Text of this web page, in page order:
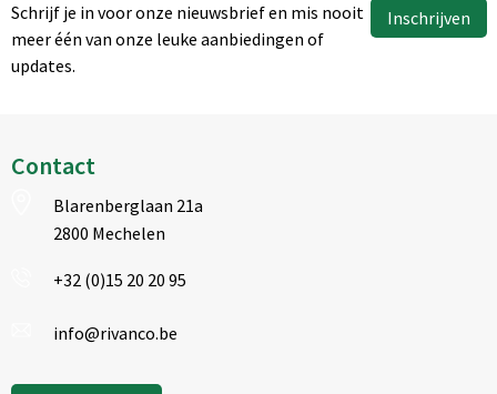
Schrijf je in voor onze nieuwsbrief en mis nooit
meer één van onze leuke aanbiedingen of
updates.
Inschrijven
Contact
Blarenberglaan 21a
2800 Mechelen
+32 (0)15 20 20 95
info@rivanco.be